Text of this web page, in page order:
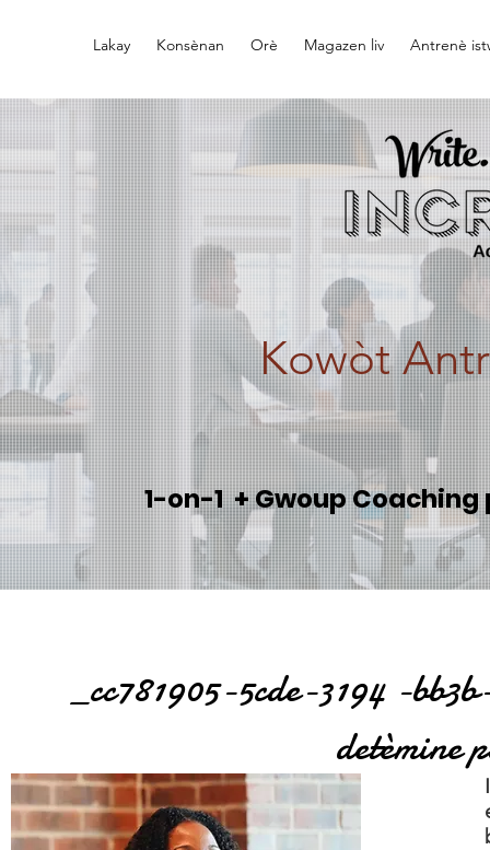
Lakay Konsènan Orè Magazen liv Antrenè
Kowòt
1-on-1 + Gwoup
5cde-3194 -bb3b-
detèmine